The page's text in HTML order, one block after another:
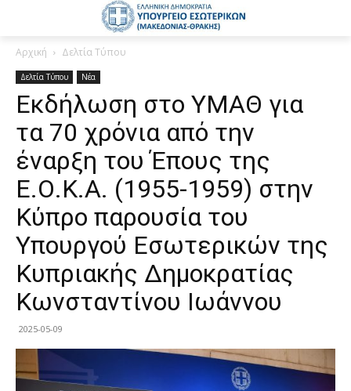
Αρχική Δελτία Τύπου
Δελτία Τύπου Νέα
Εκδήλωση στο ΥΜΑΘ για
τα 70 χρόνια από την
έναρξη του Έπους της
Ε.Ο.Κ.Α. (1955-1959) στην
Κύπρο παρουσία του
Υπουργού Εσωτερικών της
Κυπριακής Δημοκρατίας
Κωνσταντίνου Ιωάννου
2025-05-09